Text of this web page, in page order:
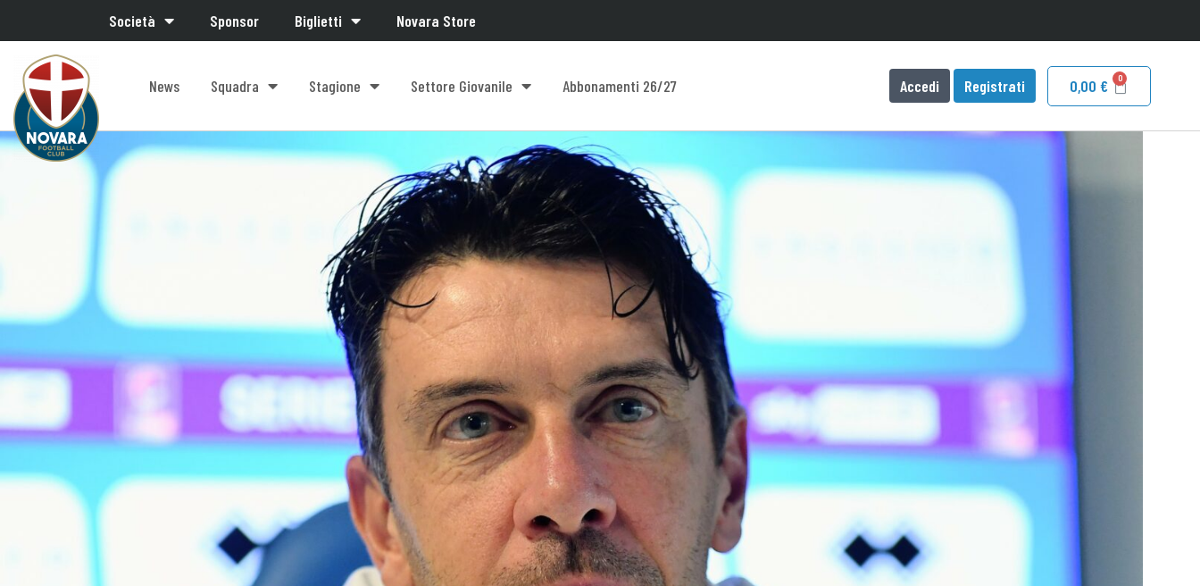
Società Sponsor Biglietti Novara Store
News Squadra Stagione Settore Giovanile Abbonamenti 26/27 Accedi Registrati 0,00€